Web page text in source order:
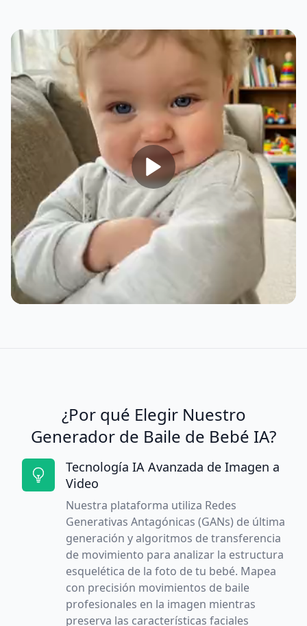
¿Por qué Elegir Nuestro
Generador de Baile de Bebé IA?
Tecnología IA Avanzada de Imagen a
Video
Nuestra plataforma utiliza Redes
Generativas Antagónicas (GANs) de última
generación y algoritmos de transferencia
de movimiento para analizar la estructura
esquelética de la foto de tu bebé. Mapea
con precisión movimientos de baile
profesionales en la imagen mientras
preserva las características faciales